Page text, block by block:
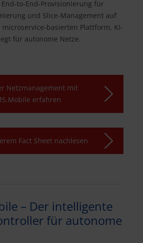
to-End-Provisionierung für
und Slice-Management auf
basierten Plattform, KI-
für autonome Netze.
Netzmanagement mit
erfahren
Fact Sheet nachlesen
– Der intelligente
für autonome